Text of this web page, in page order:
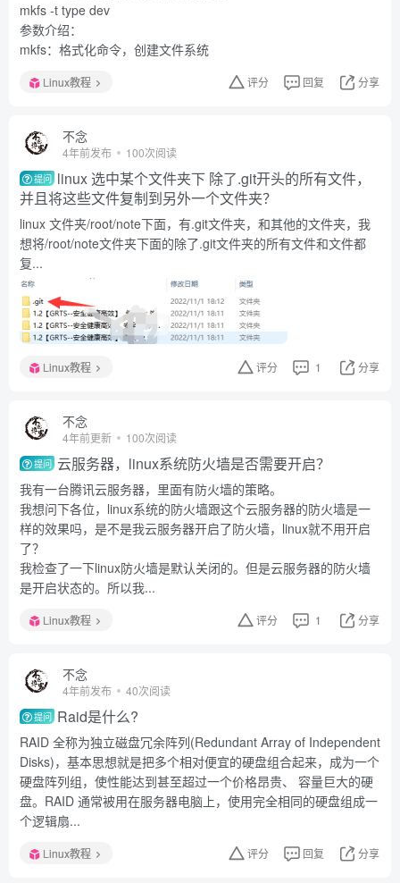
mkfs -t type dev
参数介绍：
mkfs：格式化命令，创建文件系统
Linux教程 评分 回复 分享
不念
4年前发布 100次阅读
提问 linux 选中某个文件夹下 除了.git开头的所有文件，
并且将这些文件复制到另外一个文件夹？
linux 文件夹/root/note下面，有.git文件夹，和其他的文件夹，我
想将/root/note文件夹下面的除了.git文件夹的所有文件和文件都
复...
Linux教程 评分 1 分享
不念
4年前更新 100次阅读
提问 云服务器，linux系统防火墙是否需要开启？
我有一台腾讯云服务器，里面有防火墙的策略。
我想问下各位，linux系统的防火墙跟这个云服务器的防火墙是一
样的效果吗，是不是我云服务器开启了防火墙，linux就不用开启
了？
我检查了一下linux防火墙是默认关闭的。但是云服务器的防火墙
是开启状态的。所以我...
Linux教程 评分 1 分享
不念
4年前发布 40次阅读
提问 Raid是什么?
RAID 全称为独立磁盘冗余阵列(Redundant Array of Independent
Disks)，基本思想就是把多个相对便宜的硬盘组合起来，成为一个
硬盘阵列组，使性能达到甚至超过一个价格昂贵、 容量巨大的硬
盘。RAID 通常被用在服务器电脑上，使用完全相同的硬盘组成一
个逻辑扇...
Linux教程 评分 回复 分享